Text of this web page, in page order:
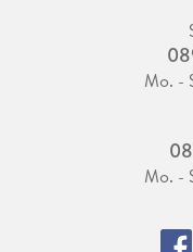
Mo. -
Mo. -